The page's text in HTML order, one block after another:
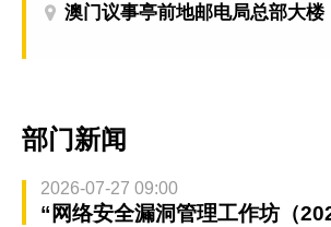
澳门议事亭前地邮电局总部大楼
部门新闻
2026-07-27 09:00
“网络安全漏洞管理工作坊（